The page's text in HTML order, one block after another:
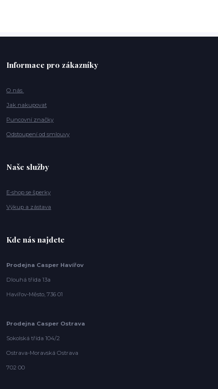
Informace pro zákazníky
O nás
Jak nakupovat
Puncovní značky
Odstoupení od smlouvy
Naše služby
E-shop se šperky
Výkup a zástava
Kde nás najdete
Prodejna Casper Havířov
Dlouhá třída 13a
Havířov-Město, 736 01
Prodejna Casper Ostrava
Sokolská třída 104/2
Ostrava-Moravská Ostrava
702 00